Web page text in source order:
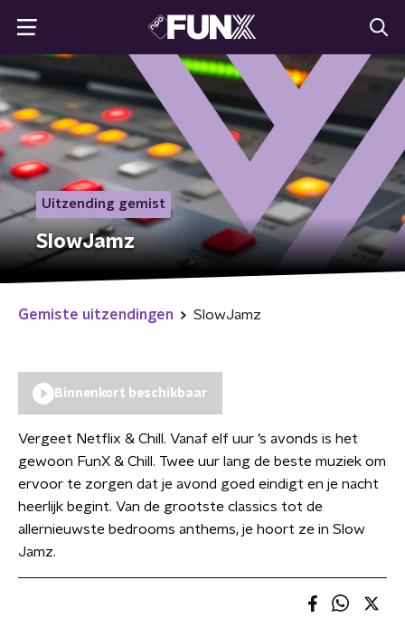
Uitzending gemist
SlowJamz
Gemiste uitzendingen SlowJamz
Binnenkort beschikbaar
Vergeet Netflix & Chill. Vanaf elf uur ’s avonds is het
gewoon FunX & Chill. Twee uur lang de beste muziek om
ervoor te zorgen dat je avond goed eindigt en je nacht
heerlijk begint. Van de grootste classics tot de
allernieuwste bedrooms anthems, je hoort ze in Slow
Jamz.